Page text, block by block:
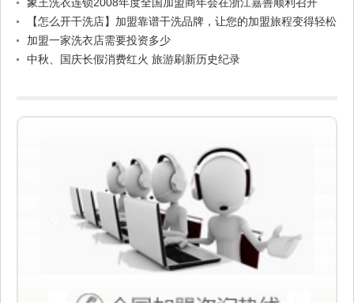
象王洗衣连锁2008年度全国加盟商年会在浙江嘉善顺利召开
【怎么开干洗店】加盟靠谱干洗品牌，让您的加盟旅程变得轻松
无忧。
加盟一家洗衣店需要投资多少
中秋、国庆长假消费红火 旅游刷新历史纪录